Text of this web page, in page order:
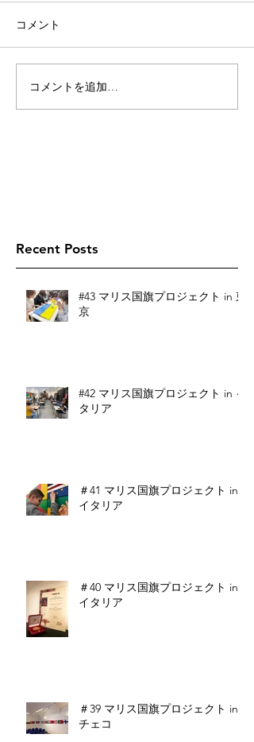
コメント
コメントを追加…
Recent Posts
#43 マリス国旗プロジェクト in 東
京
#42 マリス国旗プロジェクト in イ
タリア
＃41 マリス国旗プロジェクト in
イタリア
＃40 マリス国旗プロジェクト in
イタリア
＃39 マリス国旗プロジェクト in
チェコ